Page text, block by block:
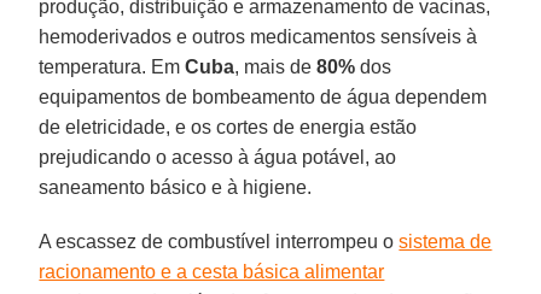
produção, distribuição e armazenamento de vacinas,
hemoderivados e outros medicamentos sensíveis à
temperatura. EmCuba, mais de80% dos
equipamentos de bombeamento de água dependem
de eletricidade, e os cortes de energia estão
prejudicando o acesso à água potável, ao
saneamento básico e à higiene.
A escassez de combustível interrompeu osistema de
racionamento e a cesta básica alimentar